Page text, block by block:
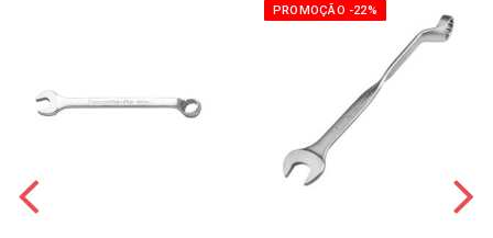
PROMOÇÃO -22%